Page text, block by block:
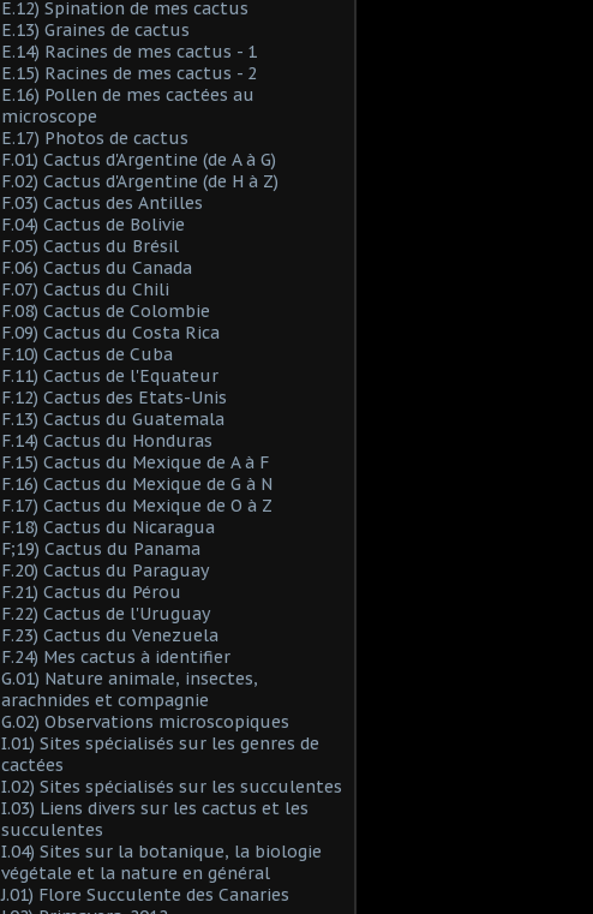
E.12) Spination de mes cactus
E.13) Graines de cactus
E.14) Racines de mes cactus - 1
E.15) Racines de mes cactus - 2
E.16) Pollen de mes cactées au
microscope
E.17) Photos de cactus
F.01) Cactus d'Argentine (de A à G)
F.02) Cactus d'Argentine (de H à Z)
F.03) Cactus des Antilles
F.04) Cactus de Bolivie
F.05) Cactus du Brésil
F.06) Cactus du Canada
F.07) Cactus du Chili
F.08) Cactus de Colombie
F.09) Cactus du Costa Rica
F.10) Cactus de Cuba
F.11) Cactus de l'Equateur
F.12) Cactus des Etats-Unis
F.13) Cactus du Guatemala
F.14) Cactus du Honduras
F.15) Cactus du Mexique de A à F
F.16) Cactus du Mexique de G à N
F.17) Cactus du Mexique de O à Z
F.18) Cactus du Nicaragua
F;19) Cactus du Panama
F.20) Cactus du Paraguay
F.21) Cactus du Pérou
F.22) Cactus de l'Uruguay
F.23) Cactus du Venezuela
F.24) Mes cactus à identifier
G.01) Nature animale, insectes,
arachnides et compagnie
G.02) Observations microscopiques
I.01) Sites spécialisés sur les genres de
cactées
I.02) Sites spécialisés sur les succulentes
I.03) Liens divers sur les cactus et les
succulentes
I.04) Sites sur la botanique, la biologie
végétale et la nature en général
J.01) Flore Succulente des Canaries